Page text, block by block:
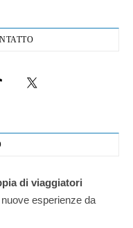
di viaggiatori
esperienze da